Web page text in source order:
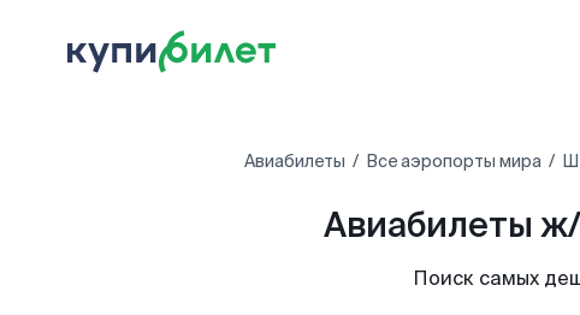
Авиабилеты Все аэропорты мира
Авиабилеты
Поиск самых